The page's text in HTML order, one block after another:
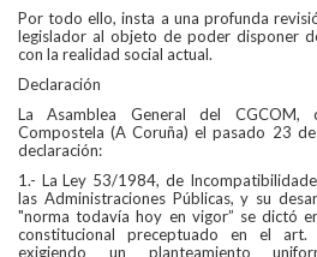
Por todo ello, insta a una profunda
legislador al objeto de poder disponer
con la realidad social actual.
Declaración
La Asamblea General del CGCOM,
Compostela (A Coruña) el pasado 23
declaración:
1.- La Ley 53/1984, de
las Administraciones Públicas, y su
"norma todavía hoy en vigor” se dictó
constitucional preceptuado en el
exigiendo un planteamiento